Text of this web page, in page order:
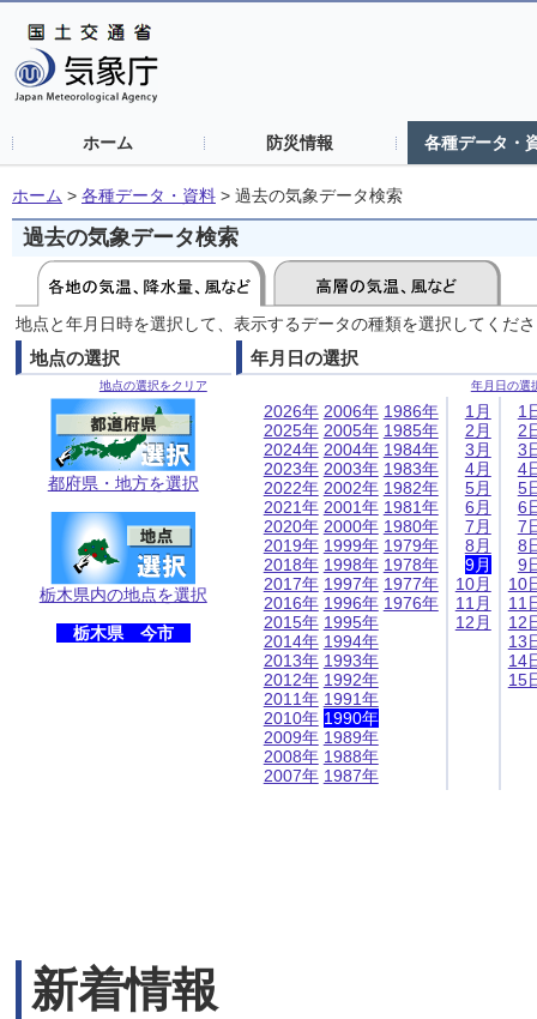
ホーム 防災情報 各種データ・
ホーム > 各種データ・資料 > 過去の気象データ検索
過去の気象データ検索
地点と年月日時を選択して、表示するデータの種類を選択してくだ
地点の選択
地点の選択をクリア
都府県・地方を選択
栃木県内の地点を選択
栃木県 今市
年月日の選択
年月日の選
2026年
2025年
2024年
2023年
2022年
2021年
2020年
2019年
2018年
2017年
2016年
2015年
2014年
2013年
2012年
2011年
2010年
2009年
2008年
2007年
2006年
2005年
2004年
2003年
2002年
2001年
2000年
1999年
1998年
1997年
1996年
1995年
1994年
1993年
1992年
1991年
1990年
1989年
1988年
1987年
1986年
1985年
1984年
1983年
1982年
1981年
1980年
1979年
1978年
1977年
1976年
1月
2月
3月
4月
5月
6月
7月
8月
9月
10月
11月
12月
1
2
3
4
5
6
7
8
9
10
11
12
13
14
15
新着情報